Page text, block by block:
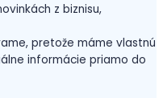
z biznisu,
pretože máme vlastnú
informácie priamo do